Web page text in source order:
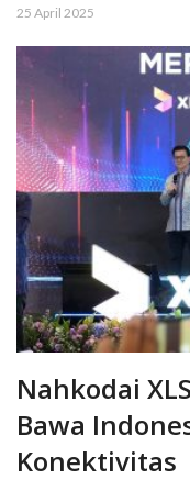
25 April 2025
Nahkodai
Bawa
Konektivitas